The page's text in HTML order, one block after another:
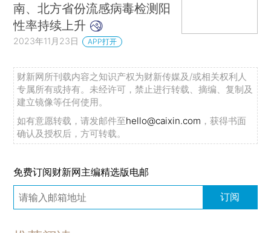
南、北方省份流感病毒检测阳
性率持续上升
2023年11月23日 APP打开
财新网所刊载内容之知识产权为财新传媒及/或相关权利人
专属所有或持有。未经许可，禁止进行转载、摘编、复制及
建立镜像等任何使用。
如有意愿转载，请发邮件至hello@caixin.com ，获得书面
确认及授权后，方可转载。
免费订阅财新网主编精选版电邮
订阅